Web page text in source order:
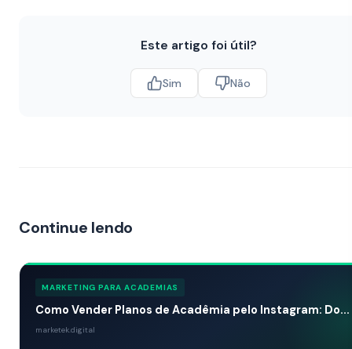
Este artigo foi útil?
Sim Não
Continue lendo
MARKETING PARA ACADEMIAS
Como Vender Planos de Acadêmia pelo Instagram: Do...
marketek.digital